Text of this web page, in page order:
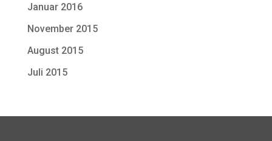
Januar 2016
November 2015
August 2015
Juli 2015